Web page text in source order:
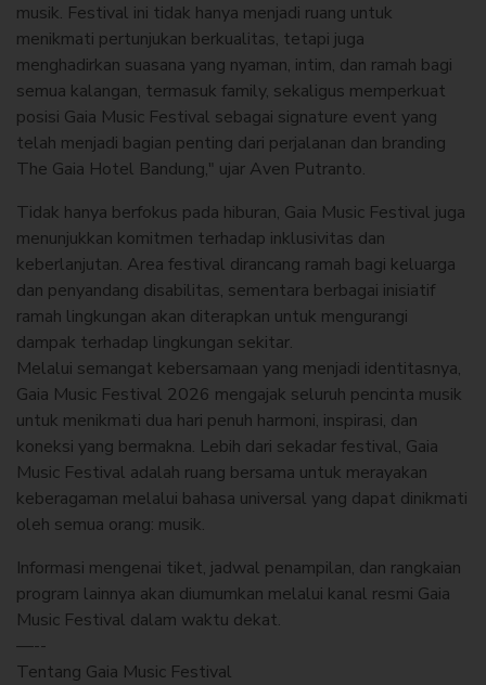
musik. Festival ini tidak hanya menjadi ruang untuk
menikmati pertunjukan berkualitas, tetapi juga
menghadirkan suasana yang nyaman, intim, dan ramah bagi
semua kalangan, termasuk family, sekaligus memperkuat
posisi Gaia Music Festival sebagai signature event yang
telah menjadi bagian penting dari perjalanan dan branding
The Gaia Hotel Bandung," ujar Aven Putranto.
Tidak hanya berfokus pada hiburan, Gaia Music Festival juga
menunjukkan komitmen terhadap inklusivitas dan
keberlanjutan. Area festival dirancang ramah bagi keluarga
dan penyandang disabilitas, sementara berbagai inisiatif
ramah lingkungan akan diterapkan untuk mengurangi
dampak terhadap lingkungan sekitar.
Melalui semangat kebersamaan yang menjadi identitasnya,
Gaia Music Festival 2026 mengajak seluruh pencinta musik
untuk menikmati dua hari penuh harmoni, inspirasi, dan
koneksi yang bermakna. Lebih dari sekadar festival, Gaia
Music Festival adalah ruang bersama untuk merayakan
keberagaman melalui bahasa universal yang dapat dinikmati
oleh semua orang: musik.
Informasi mengenai tiket, jadwal penampilan, dan rangkaian
program lainnya akan diumumkan melalui kanal resmi Gaia
Music Festival dalam waktu dekat.
—--
Tentang Gaia Music Festival